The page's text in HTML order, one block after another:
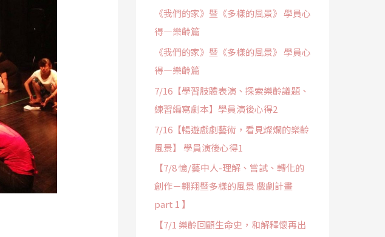
《我們的家》暨《多樣的風景》 學員心
得—樂齡篇
《我們的家》暨《多樣的風景》 學員心
得—樂齡篇
7/16【學習肢體表演、探索樂齡議題、
練習編寫劇本】學員演後心得2
7/16【暢遊戲劇藝術，看見燦爛的樂齡
風景】 學員演後心得1
【7/8 憶/藝中人-理解、嘗試、轉化的
創作－翱翔暨多樣的風景 戲劇計畫
part 1 】
【7/1 樂齡回顧生命史，和解釋懷再出